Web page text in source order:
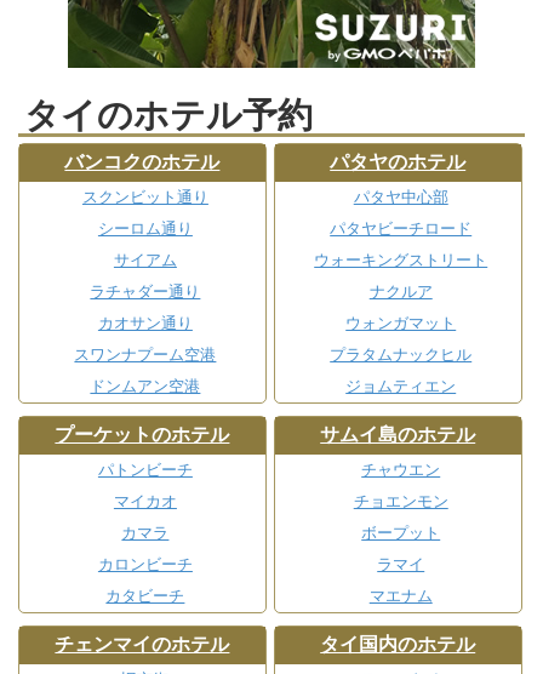
タイのホテル予約
バンコクのホテル
スクンビット通り
シーロム通り
サイアム
ラチャダー通り
カオサン通り
スワンナプーム空港
ドンムアン空港
パタヤのホテル
パタヤ中心部
パタヤビーチロード
ウォーキングストリート
ナクルア
ウォンガマット
プラタムナックヒル
ジョムティエン
プーケットのホテル
パトンビーチ
マイカオ
カマラ
カロンビーチ
カタビーチ
サムイ島のホテル
チャウエン
チョエンモン
ボープット
ラマイ
マエナム
チェンマイのホテル タイ国内のホテル